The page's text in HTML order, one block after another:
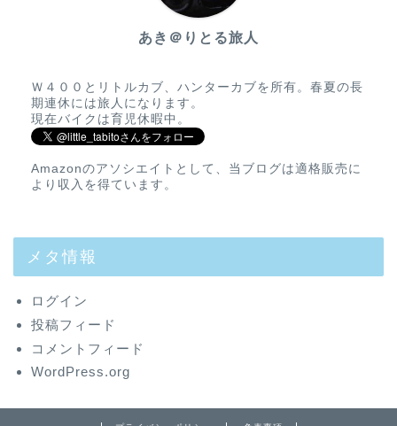
あき＠りとる旅人
Ｗ４００とリトルカブ、ハンターカブを所有。春夏の長
期連休には旅人になります。
現在バイクは育児休暇中。
Amazonのアソシエイトとして、当ブログは適格販売に
より収入を得ています。
メタ情報
ログイン
投稿フィード
コメントフィード
WordPress.org